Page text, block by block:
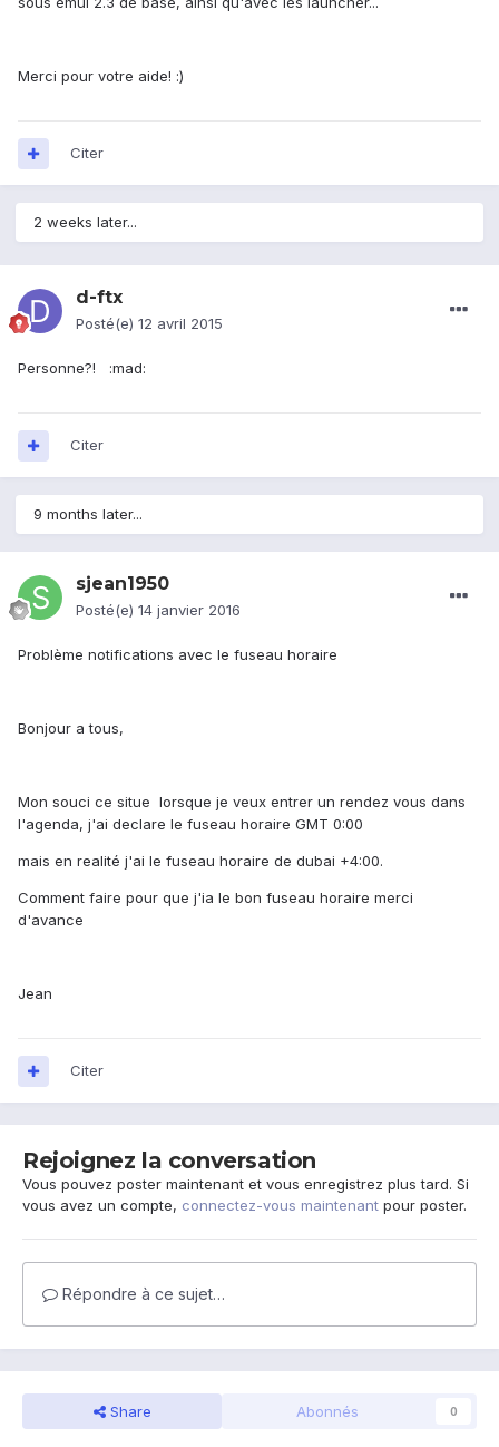
Merci pour votre aide! :)
Citer
2 weeks later...
d-ftx
Posté(e) 12 avril 2015
Personne?! :mad:
Citer
9 months later...
sjean1950
Posté(e) 14 janvier 2016
Problème notifications avec le fuseau horaire
Bonjour a tous,
Mon souci ce situe lorsque je veux entrer un rendez vous dans
l'agenda, j'ai declare le fuseau horaire GMT 0:00
mais en realité j'ai le fuseau horaire de dubai +4:00.
Comment faire pour que j'ia le bon fuseau horaire merci
d'avance
Jean
Citer
Rejoignez la conversation
Vous pouvez poster maintenant et vous enregistrez plus tard. Si
vous avez un compte, connectez-vous maintenant pour poster.
Répondre à ce sujet…
Share Abonnés 0